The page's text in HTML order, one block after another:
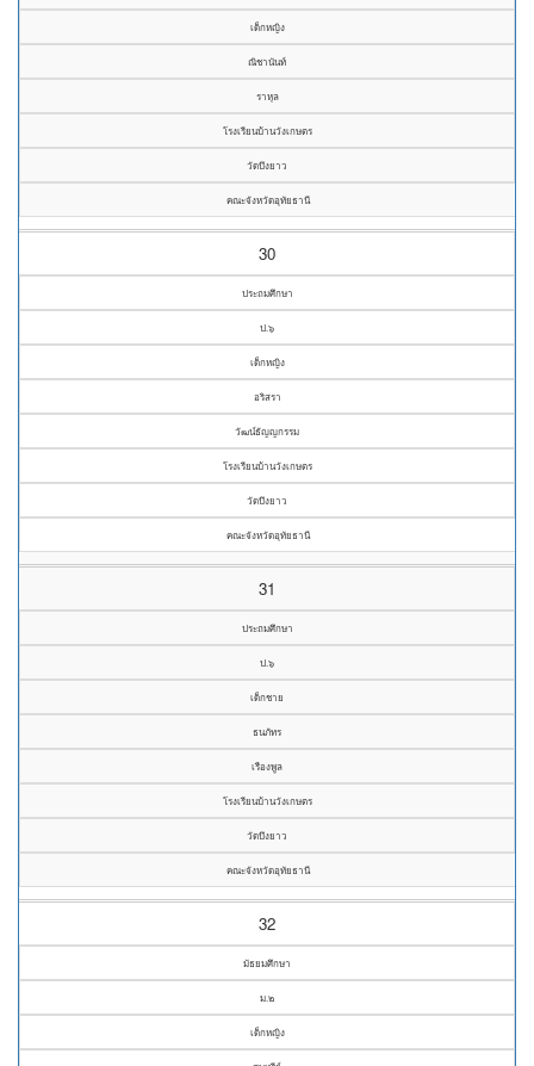
เด็กหญิง
ณิชานันท์
ราหุล
โรงเรียนบ้านวังเกษตร
วัดบึงยาว
คณะจังหวัดอุทัยธานี
30
ประถมศึกษา
ป.๖
เด็กหญิง
อริสรา
วัฒน์ธัญญกรรม
โรงเรียนบ้านวังเกษตร
วัดบึงยาว
คณะจังหวัดอุทัยธานี
31
ประถมศึกษา
ป.๖
เด็กชาย
ธนภัทร
เรืองพูล
โรงเรียนบ้านวังเกษตร
วัดบึงยาว
คณะจังหวัดอุทัยธานี
32
มัธยมศึกษา
ม.๒
เด็กหญิง